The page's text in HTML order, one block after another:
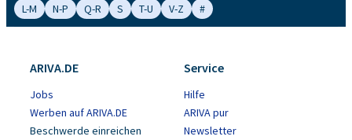
L-M
N-P Q-R S T-U V-Z #
ARIVA.DE
Jobs
Werben auf ARIVA.DE
Beschwerde einreichen
Service
Hilfe
ARIVA pur
Newsletter